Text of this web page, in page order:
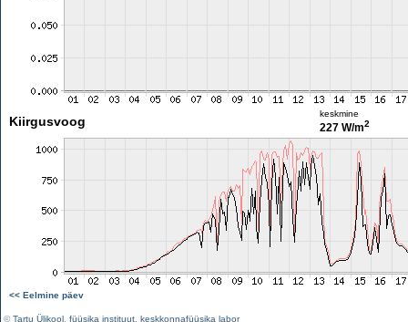
Kiirgusvoog
keskmine
227 W/m2
<< Eelmine päev
©Tartu Ülikool füüsika instituut keskkonnafüüsika labor